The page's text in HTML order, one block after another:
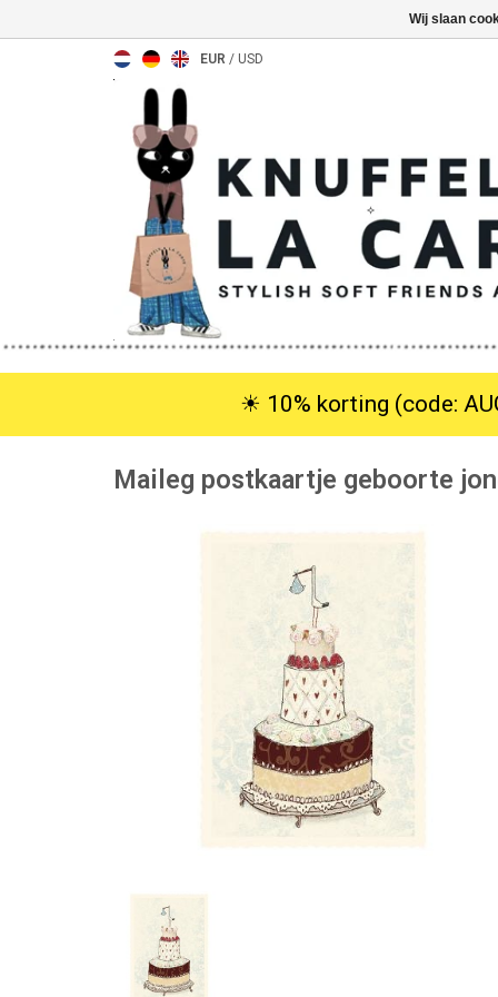
EUR / USD
☀︎ 10% korting (code:
Maileg postkaartje geboorte
Wij slaan